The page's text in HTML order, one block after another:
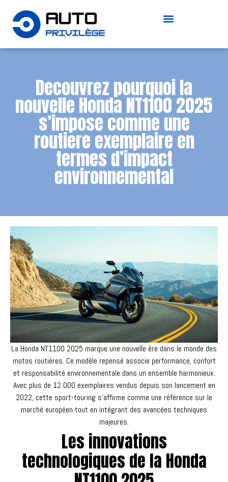
Decouvrez pourquoi la
nouvelle Honda NT1100 2025
s’impose comme une
routiere exemplaire en
termes d’impact
environnemental
La Honda NT1100 2025 marque une nouvelle ère dans le monde des
motos routières. Ce modèle repensé associe performance, confort
et responsabilité environnementale dans un ensemble harmonieux.
Avec plus de 12 000 exemplaires vendus depuis son lancement en
2022, cette sport-touring s'affirme comme une référence sur le
marché européen tout en intégrant des avancées techniques
majeures.
Les innovations
technologiques de la Honda